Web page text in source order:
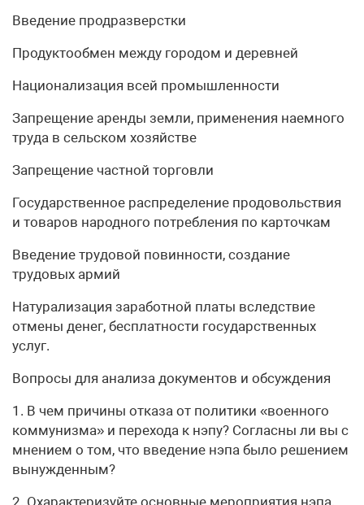
Введение продразверстки
Продуктообмен между городом и деревней
Национализация всей промышленности
Запрещение аренды земли, применения наемного
труда в сельском хозяйстве
Запрещение частной торговли
Государственное распределение продовольствия
и товаров народного потребления по карточкам
Введение трудовой повинности, создание
трудовых армий
Натурализация заработной платы вследствие
отмены денег, бесплатности государственных
услуг.
Вопросы для анализа документов и обсуждения
1. В чем причины отказа от политики «военного
коммунизма» и перехода к нэпу? Согласны ли вы с
мнением о том, что введение нэпа было решением
вынужденным?
2. Охарактеризуйте основные мероприятия нэпа.